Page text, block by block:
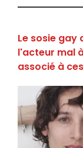
Le sosie gay
l'acteur mal
associé à